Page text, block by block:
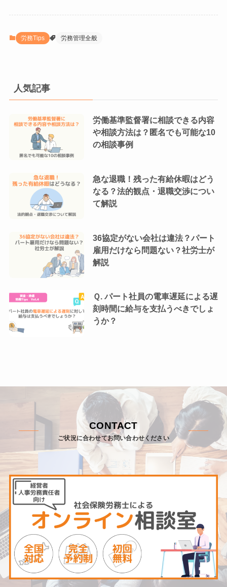
労務Tips 労務管理全般
人気記事
労働基準監督署に相談できる内容
や相談方法は？匿名でも可能な10
の相談事例
急な退職！残った有給休暇はどう
なる？法的観点・退職交渉につい
て解説
36協定がない会社は違法？パート
雇用だけなら問題ない？社労士が
解説
Ｑ. パート社員の電車遅延による遅
刻時間に給与を支払うべきでしょ
うか？
CONTACT
ご状況に合わせてお問い合わせください